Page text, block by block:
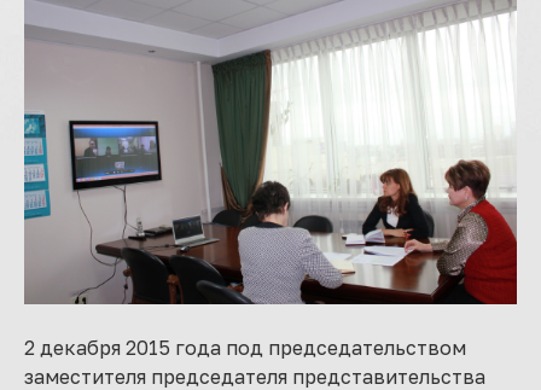
2 декабря 2015 года под председательством
заместителя председателя представительства